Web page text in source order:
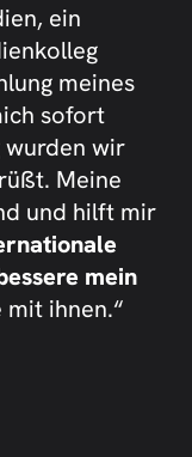
ein
meines
sofort
wurden wir
Meine
und hilft mir
mein
ihnen.“